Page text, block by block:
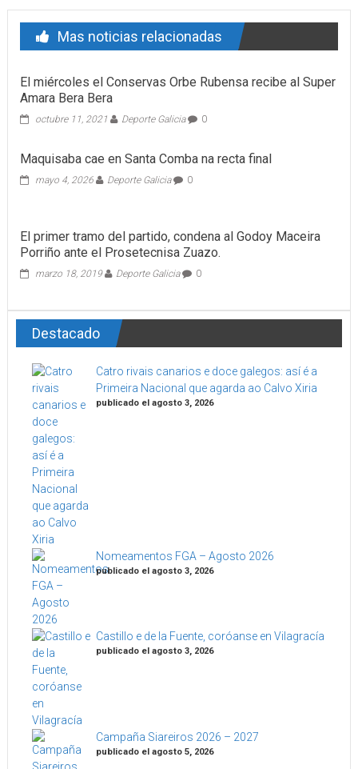
Mas noticias relacionadas
El miércoles el Conservas Orbe Rubensa recibe al Super
Amara Bera Bera
octubre 11, 2021 Deporte Galicia 0
Maquisaba cae en Santa Comba na recta final
mayo 4, 2026 Deporte Galicia 0
El primer tramo del partido, condena al Godoy Maceira
Porriño ante el Prosetecnisa Zuazo.
marzo 18, 2019 Deporte Galicia 0
Destacado
Catro rivais canarios e doce galegos: así é a
Primeira Nacional que agarda ao Calvo Xiria
publicado el agosto 3, 2026
Nomeamentos FGA – Agosto 2026
publicado el agosto 3, 2026
Castillo e de la Fuente, coróanse en Vilagracía
publicado el agosto 3, 2026
Campaña Siareiros 2026 – 2027
publicado el agosto 5, 2026